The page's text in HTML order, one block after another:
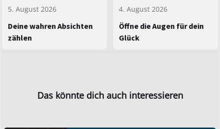
5. August 2026
Deine wahren Absichten
zählen
4. August 2026
Öffne die Augen für dein
Glück
Das könnte dich auch interessieren